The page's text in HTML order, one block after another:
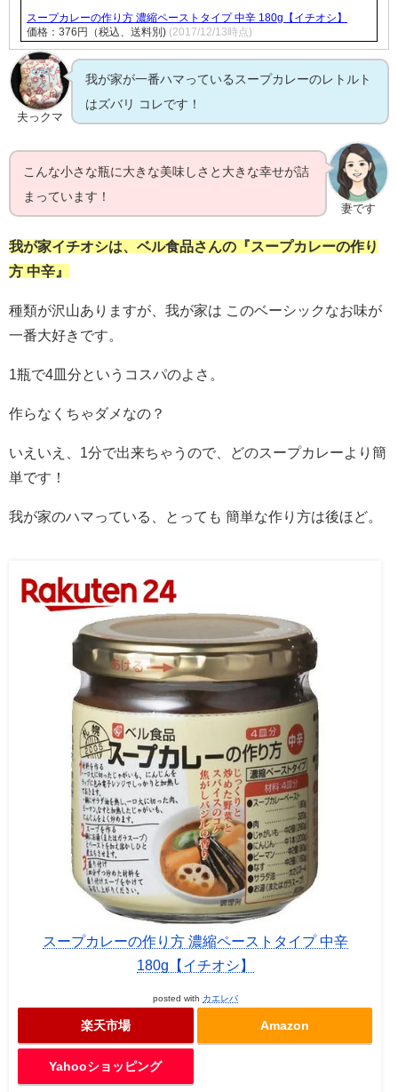
スープカレーの作り方 濃縮ペーストタイプ 中辛 180g【イチオシ】
価格：376円（税込、送料別) (2017/12/13時点)
夫っクマ
我が家が一番ハマっているスープカレーのレトルト
はズバリ コレです！
妻です
こんな小さな瓶に大きな美味しさと大きな幸せが詰
まっています！
我が家イチオシは、ベル食品さんの『スープカレーの作り
方 中辛』
種類が沢山ありますが、我が家は このベーシックなお味が
一番大好きです。
1瓶で4皿分というコスパのよさ。
作らなくちゃダメなの？
いえいえ、1分で出来ちゃうので、どのスープカレーより簡
単です！
我が家のハマっている、とっても 簡単な作り方は後ほど。
スープカレーの作り方 濃縮ペーストタイプ 中辛
180g【イチオシ】
posted with カエレバ
楽天市場 Amazon
Yahooショッピング